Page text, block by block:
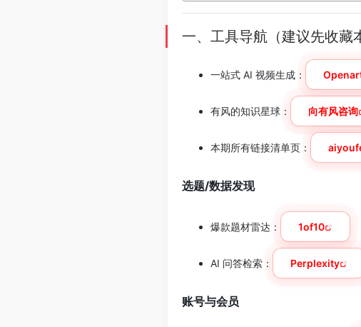
一、工具导航（建议先收藏
一站式 AI 视频生成：
有风的知识星球： 向有风咨询
本期所有链接清单页：
选题/数据发现
爆款题材雷达： 1of10
AI 问答检索： Perplexity
账号与会员